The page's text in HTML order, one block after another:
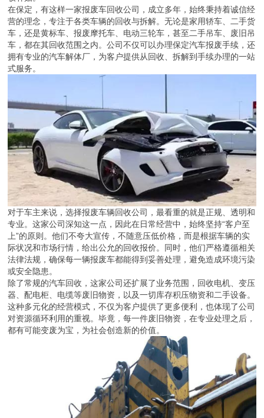
在保定，有这样一家报废车回收公司，成立多年，始终秉持着诚信经
营的理念，专注于各类车辆的回收与拆解。无论是家用轿车、二手货
车，还是黄标车、报废摩托车、电动三轮车，甚至二手吊车、废旧吊
车，都在其回收范围之内。公司不仅可以办理保定汽车报废手续，还
拥有专业的汽车解体厂，为客户提供从回收、拆解到手续办理的一站
式服务。
对于车主来说，选择报废车辆回收公司，最看重的就是正规、透明和
专业。这家公司深知这一点，因此在日常经营中，始终坚持“客户至
上”的原则。他们不夸大宣传，不随意压低价格，而是根据车辆的实
际状况和市场行情，给出公允的回收报价。同时，他们严格遵循相关
法律法规，确保每一辆报废车都能得到妥善处理，避免造成环境污染
或安全隐患。
除了常规的汽车回收，这家公司还扩展了业务范围，回收电机、变压
器、配电柜、电缆等废旧物资，以及一切库存积压物资和二手设备。
这种多元化的经营模式，不仅为客户提供了更多便利，也体现了公司
对资源循环利用的重视。毕竟，每一件废旧物资，在专业处理之后，
都有可能变废为宝，为社会创造新的价值。